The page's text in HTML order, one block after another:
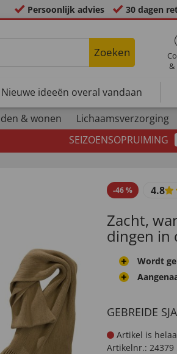
Persoonlijk advies 30 dagen
Zoeken
&
Nieuwe ideeën overal vandaan
& wonen Lichaamsverzorging
SEIZOENSOPRUIMING
-46% 4.8
Zacht,
dingen in
Wordt
GEBREIDE
Artikel is
Artikelnr.: 24379